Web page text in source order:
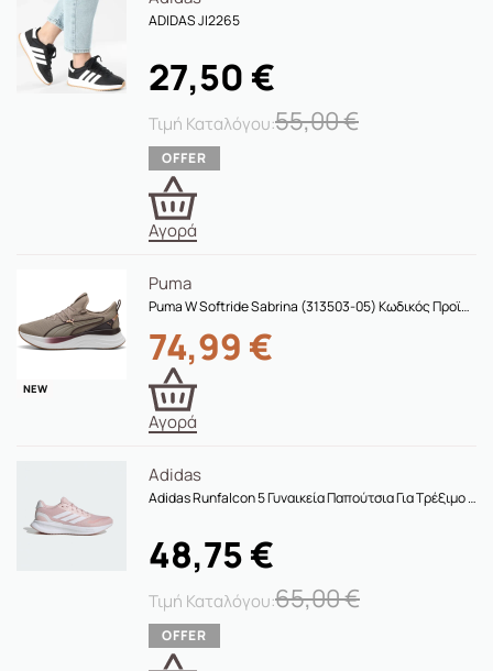
ADIDAS JI2265
55,00€
27,50 €
Αγορά
NEW
Puma
Puma W Softride Sabrina (313503-05) Κωδικός Προϊόντος:313503-05
74,99 €
Αγορά
Adidas
Adidas Runfalcon 5 Γυναικεία Παπούτσια Για Τρέξιμο Ie0528
65,00€
48,75€